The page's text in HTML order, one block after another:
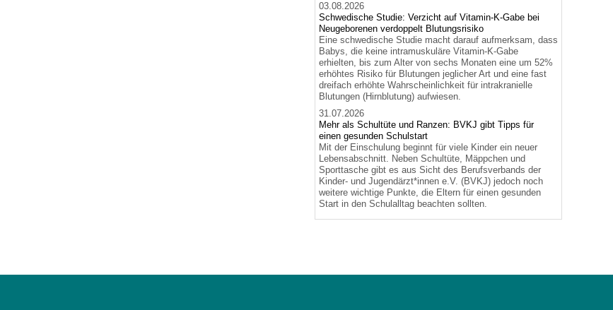
03.08.2026
Schwedische Studie: Verzicht auf Vitamin-K-Gabe bei
Neugeborenen verdoppelt Blutungsrisiko
Eine schwedische Studie macht darauf aufmerksam, dass
Babys, die keine intramuskuläre Vitamin-K-Gabe
erhielten, bis zum Alter von sechs Monaten eine um 52%
erhöhtes Risiko für Blutungen jeglicher Art und eine fast
dreifach erhöhte Wahrscheinlichkeit für intrakranielle
Blutungen (Hirnblutung) aufwiesen.
31.07.2026
Mehr als Schultüte und Ranzen: BVKJ gibt Tipps für
einen gesunden Schulstart
Mit der Einschulung beginnt für viele Kinder ein neuer
Lebensabschnitt. Neben Schultüte, Mäppchen und
Sporttasche gibt es aus Sicht des Berufsverbands der
Kinder- und Jugendärzt*innen e.V. (BVKJ) jedoch noch
weitere wichtige Punkte, die Eltern für einen gesunden
Start in den Schulalltag beachten sollten.